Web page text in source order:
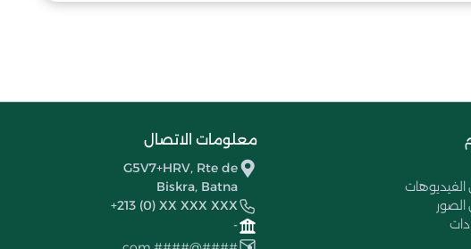
معلومات الاتصال
G5V7+HRV, Rte de
Biskra, Batna
+213 (0) XX XXX XXX
-